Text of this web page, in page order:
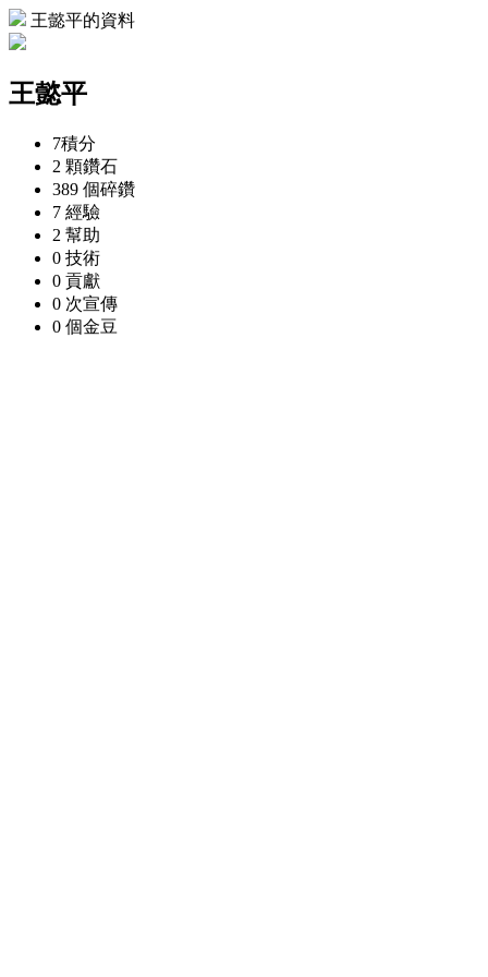
王懿平的資料
王懿平
7積分
2 顆鑽石
389 個碎鑽
7 經驗
2 幫助
0 技術
0 貢獻
0 次宣傳
0 個金豆